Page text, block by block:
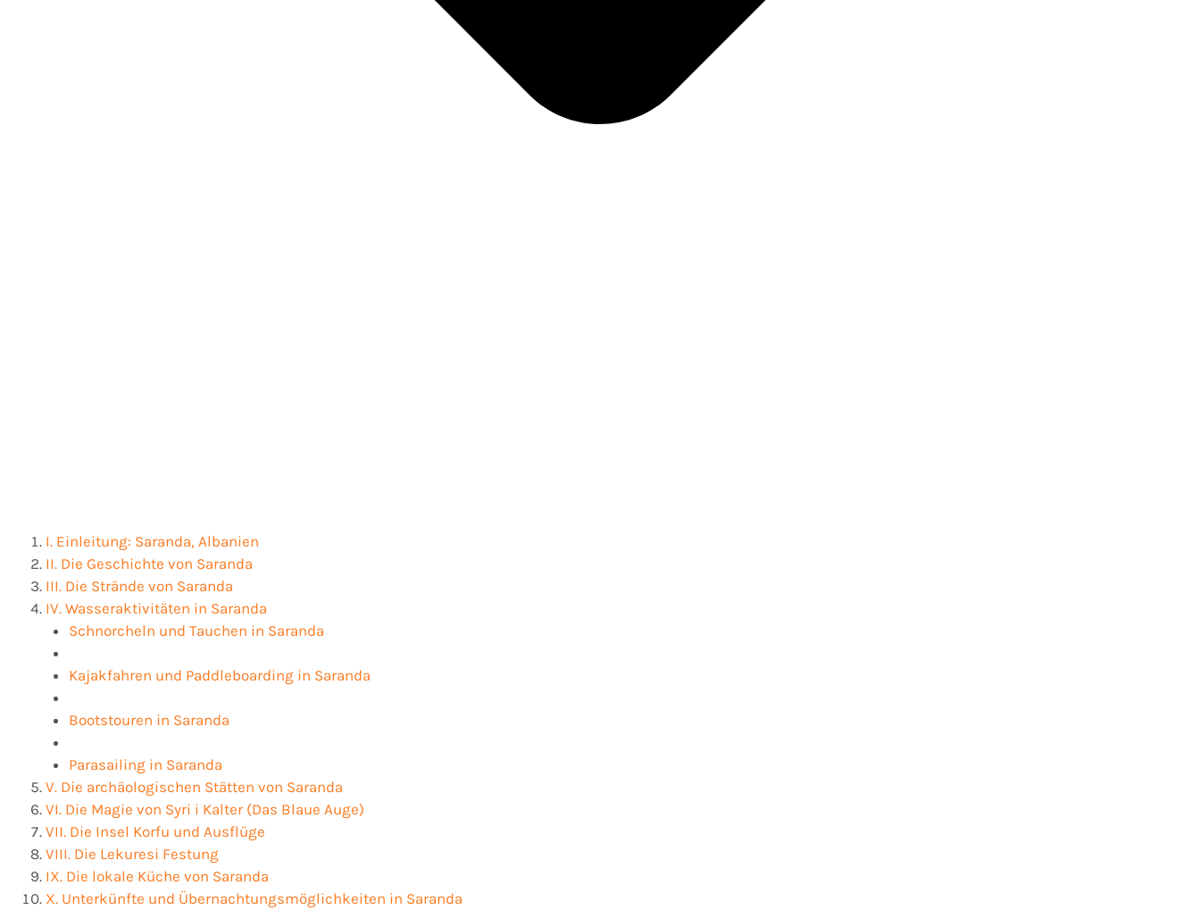
I. Einleitung: Saranda, Albanien
II. Die Geschichte von Saranda
III. Die Strände von Saranda
IV. Wasseraktivitäten in Saranda
Schnorcheln und Tauchen in Saranda
Kajakfahren und Paddleboarding in Saranda
Bootstouren in Saranda
Parasailing in Saranda
V. Die archäologischen Stätten von Saranda
VI. Die Magie von Syri i Kalter (Das Blaue Auge)
VII. Die Insel Korfu und Ausflüge
VIII. Die Lekuresi Festung
IX. Die lokale Küche von Saranda
X. Unterkünfte und Übernachtungsmöglichkeiten in Saranda